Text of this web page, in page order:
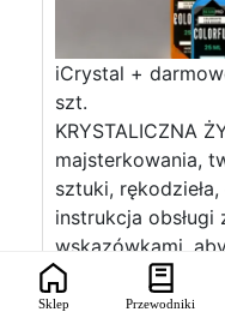
iCrystal +
szt.
KRYSTALICZNA
majsterkowania,
sztuki,
instrukcja
wskazówkami,
DANE
50 wagowo
Sklep Przewodniki